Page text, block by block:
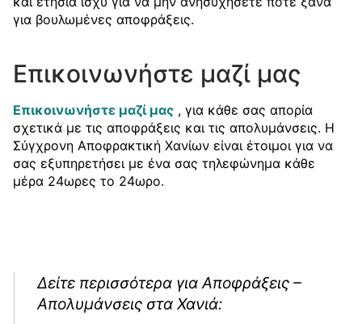
για βουλωμένες αποφράξεις.
Επικοινωνήστε μαζί μας
Επικοινωνήστε μαζί μας , για κάθε σας απορία
σχετικά με τις αποφράξεις και τις απολυμάνσεις. Η
Σύγχρονη Αποφρακτική Χανίων είναι έτοιμοι για να
σας εξυπηρετήσει με ένα σας τηλεφώνημα κάθε
μέρα 24ωρες το 24ωρο.
Δείτε περισσότερα για Αποφράξεις –
Απολυμάνσεις στα Χανιά: